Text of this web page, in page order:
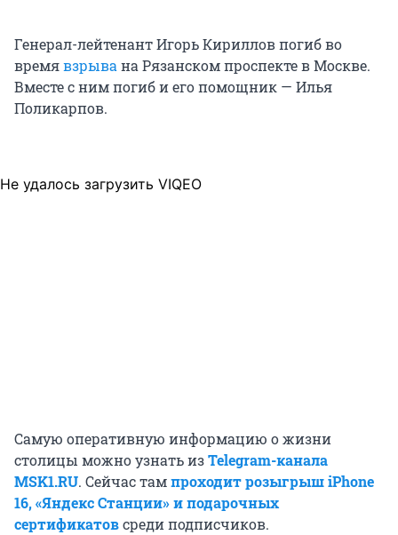
Генерал-лейтенант Игорь Кириллов погиб во
времявзрыва на Рязанском проспекте в Москве.
Вместе с ним погиб и его помощник — Илья
Поликарпов.
Не удалось загрузить VIQEO
Самую оперативную информацию о жизни
столицы можно узнать изTelegram-канала
MSK1.RU. Сейчас тампроходит розыгрыш iPhone
16, «Яндекс Станции» и подарочных
сертификатовсреди подписчиков.